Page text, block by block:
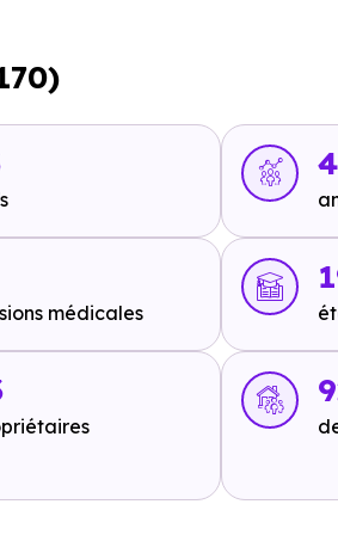
soit 1h 38 min à pied Ligne 1 -
voiture ou à 5.9 km, soit 1h 11 min
A64 - Francazal Sortie 37
à 8 km,
médicales